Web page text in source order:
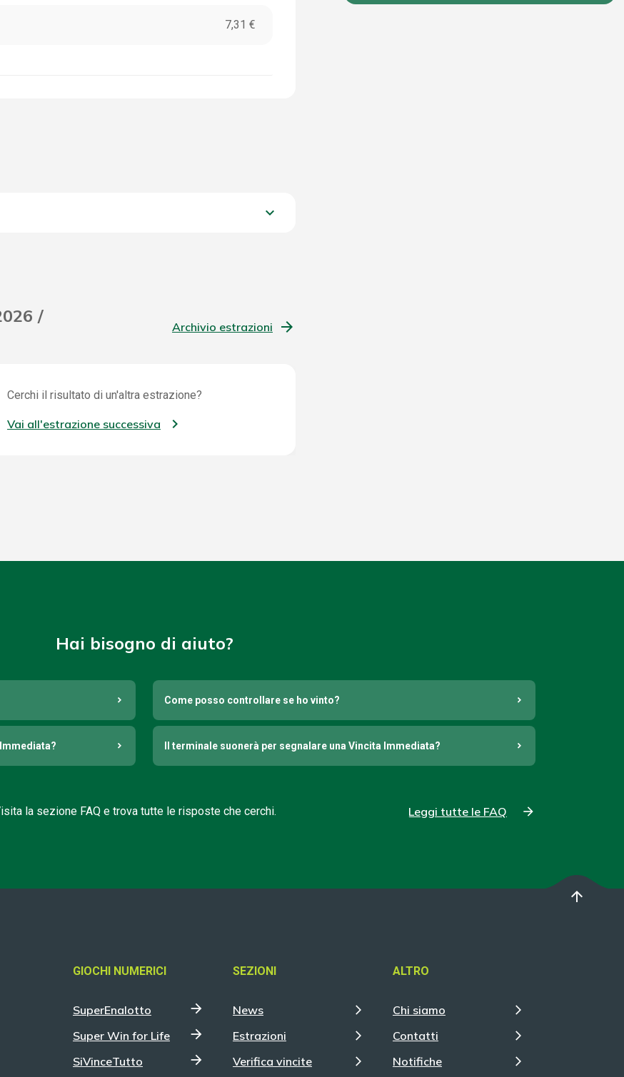
7,31 €
keyboard_arrow_down
/
Archivio estrazioni
Cerchi il risultato di un'altra estrazione?
Vai all'estrazione successiva
Hai bisogno di aiuto?
Come posso controllare se ho vinto?
Il terminale suonerà per segnalare una Vincita Immediata?
la sezione FAQ e trova tutte le risposte che cerchi. Leggi tutte le FAQ
arrow_upward
GIOCHI NUMERICI
SuperEnalotto
Super Win for Life
SiVinceTutto
SEZIONI
News
Estrazioni
Verifica vincite
ALTRO
Chi siamo
Contatti
Notifiche